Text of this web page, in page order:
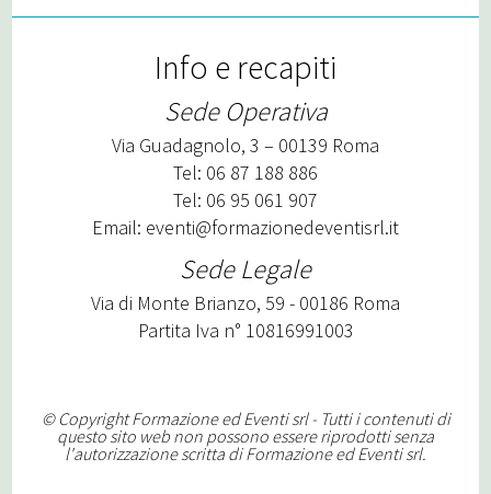
Info e recapiti
Sede Operativa
Via Guadagnolo, 3 – 00139 Roma
Tel: 06 87 188 886
Tel: 06 95 061 907
Email: eventi@formazionedeventisrl.it
Sede Legale
Via di Monte Brianzo, 59 - 00186 Roma
Partita Iva n° 10816991003
© Copyright Formazione ed Eventi srl - Tutti i contenuti di
questo sito web non possono essere riprodotti senza
l'autorizzazione scritta di Formazione ed Eventi srl.